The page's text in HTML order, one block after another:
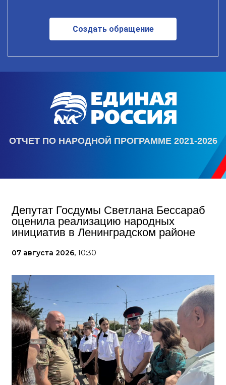
Создать обращение
ОТЧЕТ ПО НАРОДНОЙ ПРОГРАММЕ 2021-2026
Депутат Госдумы Светлана Бессараб
оценила реализацию народных
инициатив в Ленинградском районе
07 августа 2026, 10:30